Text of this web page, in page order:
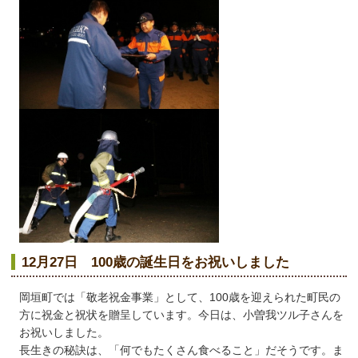
12月27日 100歳の誕生日をお祝いしました
岡垣町では「敬老祝金事業」として、100歳を迎えられた町民の
方に祝金と祝状を贈呈しています。今日は、小曽我ツル子さんを
お祝いしました。
長生きの秘訣は、「何でもたくさん食べること」だそうです。ま